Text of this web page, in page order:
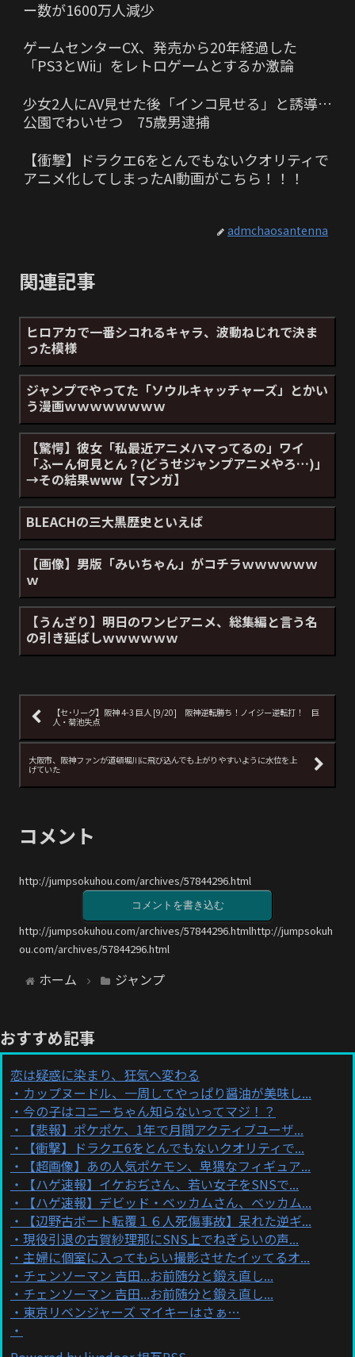
ー数が1600万人減少
ゲームセンターCX、発売から20年経過した
「PS3とWii」をレトロゲームとするか激論
少女2人にAV見せた後「インコ見せる」と誘導…
公園でわいせつ 75歳男逮捕
【衝撃】ドラクエ6をとんでもないクオリティで
アニメ化してしまったAI動画がこちら！！！
admchaosantenna
関連記事
ヒロアカで一番シコれるキャラ、波動ねじれで決ま
った模様
ジャンプでやってた「ソウルキャッチャーズ」とかい
う漫画ｗｗｗｗｗｗｗｗ
【驚愕】彼女「私最近アニメハマってるの」ワイ
「ふーん何見とん？(どうせジャンプアニメやろ…)」
→その結果www【マンガ】
BLEACHの三大黒歴史といえば
【画像】男版「みいちゃん」がコチラｗｗｗｗｗｗ
ｗ
【うんざり】明日のワンピアニメ、総集編と言う名
の引き延ばしｗｗｗｗｗｗ
【セ･リーグ】阪神 4-3 巨人 [9/20] 阪神逆転勝ち！ノイジー逆転打！ 巨
人・菊池失点
大阪市、阪神ファンが道頓堀川に飛び込んでも上がりやすいように水位を上
げていた
コメント
http://jumpsokuhou.com/archives/57844296.html
コメントを書き込む
http://jumpsokuhou.com/archives/57844296.htmlhttp://jumpsokuh
ou.com/archives/57844296.html
ホーム ジャンプ
おすすめ記事
恋は疑惑に染まり、狂気へ変わる
カップヌードル、一周してやっぱり醤油が美味し...
今の子はコニーちゃん知らないってマジ！？
【悲報】ポケポケ、1年で月間アクティブユーザ...
【衝撃】ドラクエ6をとんでもないクオリティで...
【超画像】あの人気ポケモン、卑猥なフィギュア...
【ハゲ速報】イケおぢさん、若い女子をSNSで...
【ハゲ速報】デビッド・ベッカムさん、ベッカム...
【辺野古ボート転覆１６人死傷事故】呆れた逆ギ...
現役引退の古賀紗理那にSNS上でねぎらいの声...
主婦に個室に入ってもらい撮影させたイッてるオ...
チェンソーマン 吉田...お前随分と鍛え直し...
チェンソーマン 吉田...お前随分と鍛え直し...
東京リベンジャーズ マイキーはさぁ…